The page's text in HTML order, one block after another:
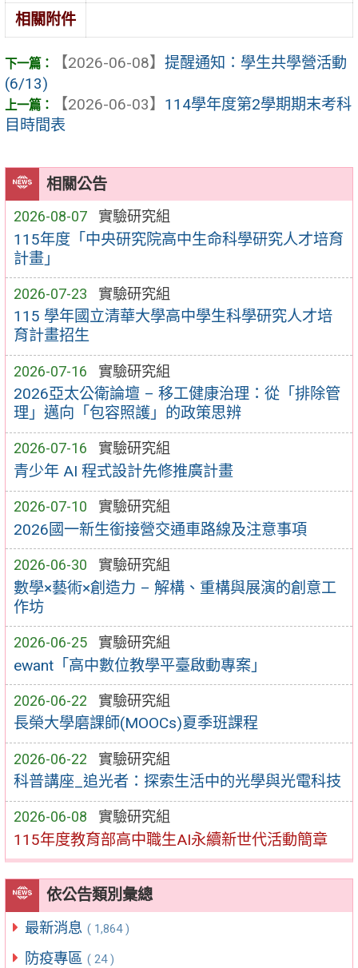
相關公告
2026-08-07 實驗研究組
115年度「中央研究院高中生命科學研究人才培育
計畫」
2026-07-23 實驗研究組
115 學年國立清華大學高中學生科學研究人才培
育計畫招生
2026-07-16 實驗研究組
2026亞太公衛論壇 – 移工健康治理：從「排除管
理」邁向「包容照護」的政策思辨
2026-07-16 實驗研究組
青少年 AI 程式設計先修推廣計畫
2026-07-10 實驗研究組
2026國一新生銜接營交通車路線及注意事項
2026-06-30 實驗研究組
數學×藝術×創造力 – 解構、重構與展演的創意工
作坊
2026-06-25 實驗研究組
ewant「高中數位教學平臺啟動專案」
2026-06-22 實驗研究組
長榮大學磨課師(MOOCs)夏季班課程
2026-06-22 實驗研究組
科普講座_追光者：探索生活中的光學與光電科技
2026-06-08 實驗研究組
115年度教育部高中職生AI永續新世代活動簡章
依公告類別彙總
最新消息 ( 1,864 )
防疫專區 ( 24 )
相關附件
【2026-06-08】 提醒通知：學生共學營活動
(6/13)
【2026-06-03】 114學年度第2學期期末考科
目時間表